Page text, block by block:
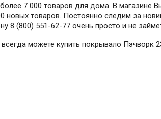
7 000 товаров для дома. В магазине
товаров. Постоянно следим за
8 (800) 551-62-77 очень просто и не
можете купить покрывало Пэчворк